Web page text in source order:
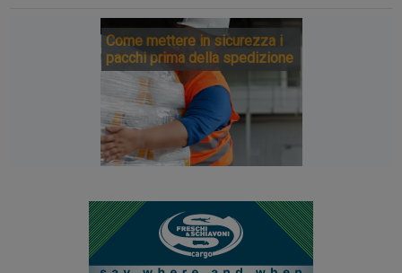
Come mettere in sicurezza i
pacchi prima della spedizione